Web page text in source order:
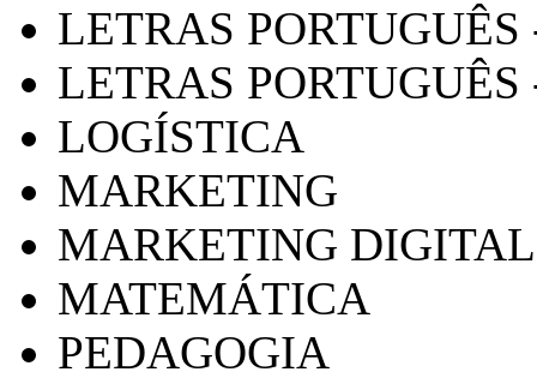
LETRAS
LETRAS PORTUGUÊS
LOGÍSTICA
MARKETING
MARKETING DIGITAL
MATEMÁTICA
PEDAGOGIA